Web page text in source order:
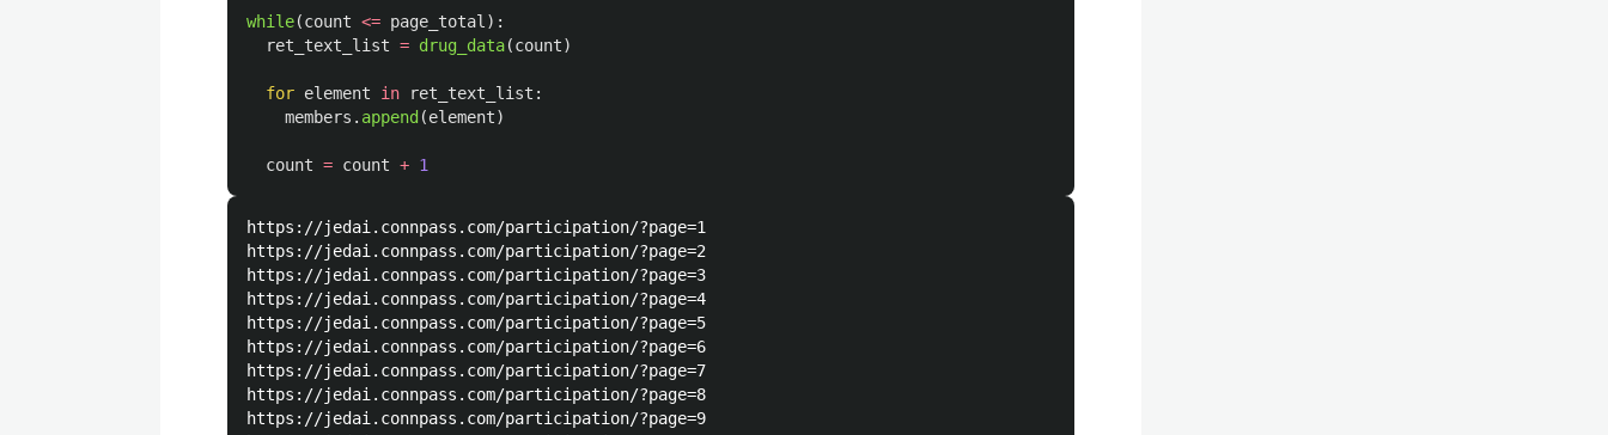
while(count <= page_total ):
ret_text_list = drug_data(count)
for element in ret_text_list :
members . append (element)
count = count + 1
https://jedai.connpass.com/participation/?page=1
https://jedai.connpass.com/participation/?page=2
https://jedai.connpass.com/participation/?page=3
https://jedai.connpass.com/participation/?page=4
https://jedai.connpass.com/participation/?page=5
https://jedai.connpass.com/participation/?page=6
https://jedai.connpass.com/participation/?page=7
https://jedai.connpass.com/participation/?page=8
https://jedai.connpass.com/participation/?page=9